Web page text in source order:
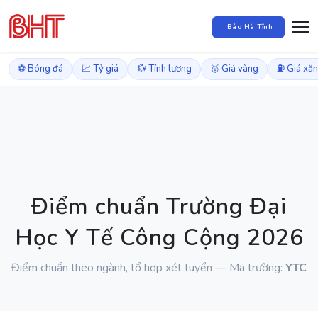
Báo Hà Tĩnh
⚽ Bóng đá 💹 Tỷ giá 💱 Tính lương 🥇 Giá vàng ⛽ Giá
Điểm chuẩn Trường Đại
Học Y Tế Công Cộng 2026
Điểm chuẩn theo ngành, tổ hợp xét tuyển — Mã trường: YTC